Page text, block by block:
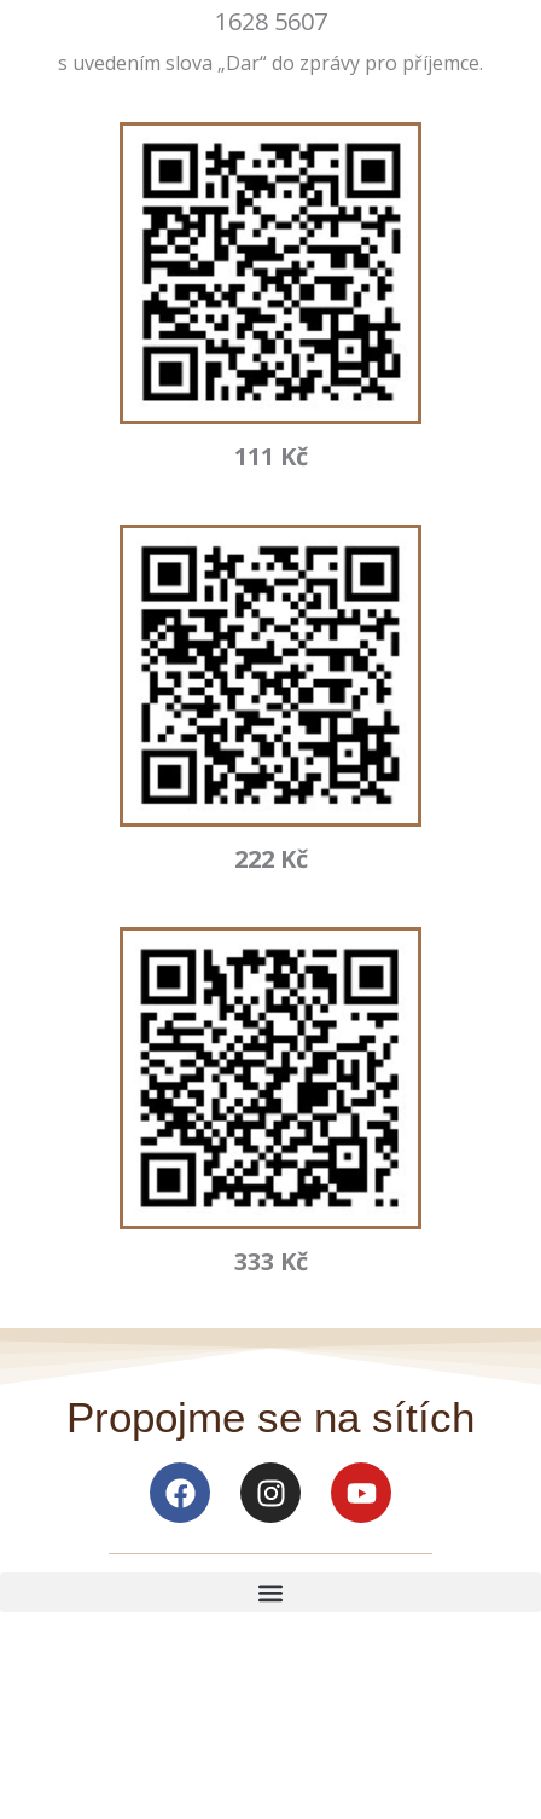
1628 5607
s uvedením slova „Dar“ do zprávy pro příjemce.
111 Kč
222 Kč
333 Kč
Propojme se na sítích
FacebookInstagramYoutube